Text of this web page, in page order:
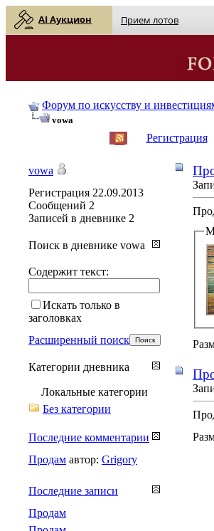
AI Аукцион Прием лотов
Форум по искусству и
vowa
Регистрация
vowa
Регистрация 22.09.2013
Сообщений 2
Записей в дневнике 2
Поиск в дневнике vowa
Содержит текст:
Искать только в
заголовках
Расширенный поиск
Категории дневника
Локальные категории
Без категории
Последние комментарии
Продам автор: Grigory
Последние записи
Продам